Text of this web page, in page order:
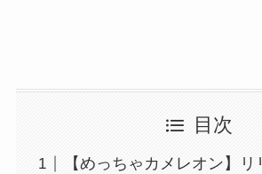
目次
【めっちゃカメレオン】